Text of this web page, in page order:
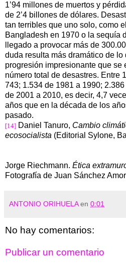
1’94 millones de muertos y
de 2’4 billones de dólares.
tan terribles que uno solo, como
Bangladesh en 1970 o la sequía
llegado a provocar más de
duda resulta más dramático de
progresión impresionante que se
número total de desastres. Entre
743; 1.534 de 1981 a 1990;
de 2001 a 2010, es decir, 4,7
años que en la década de los
pasado.
[14] Daniel Tanuro, Cambio
ecosocialista (Editorial Sylone,
Jorge Riechmann. Ética
Fotografía de Juan Sánchez
ANTONIO ORIHUELA en 0:01
No hay comentarios:
Publicar un comentario